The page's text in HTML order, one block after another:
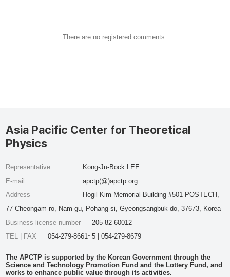
There are no registered comments.
Asia Pacific Center for Theoretical
Physics
Representative
Kong-Ju-Bock LEE
E-mail
apctp(@)apctp.org
Address
Hogil Kim Memorial Building #501 POSTECH,
77 Cheongam-ro, Nam-gu, Pohang-si, Gyeongsangbuk-do, 37673, Korea
Business license number
205-82-60012
TEL | FAX
054-279-8661~5 | 054-279-8679
The APCTP is supported by the Korean Government through the
Science and Technology Promotion Fund and the Lottery Fund, and
works to enhance public value through its activities.